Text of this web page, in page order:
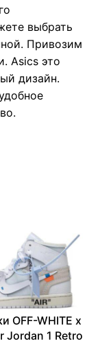
выбрать
Привозим
Asics это
дизайн.
OFF-WHITE x
Jordan 1 Retro